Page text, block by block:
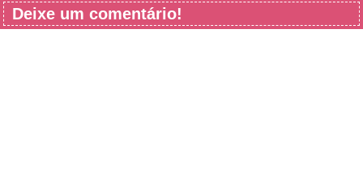
Deixe um comentário!